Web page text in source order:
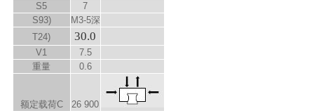
S5
7
S93)
M3-5深
T24) 30.0
V1
7.5
重量
0.6
额定载荷C
26 900